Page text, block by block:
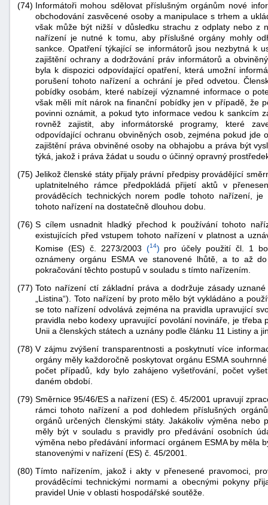
(74) Informátoři mohou sdělovat příslušným orgánům nové
obchodování zasvěcené osoby a manipulace s trhem a
však může být nižší v důsledku strachu z odplaty nebo z
nařízení je nutné k tomu, aby příslušné orgány mohly
sankce. Opatření týkající se informátorů jsou nezbytná k
zajištění ochrany a dodržování práv informátorů a
byla k dispozici odpovídající opatření, která umožní
porušení tohoto nařízení a ochrání je před odvetou.
pobídky osobám, které nabízejí významné informace o
však měli mít nárok na finanční pobídky jen v případě, že
povinni oznámit, a pokud tyto informace vedou k sankcím
rovněž zajistit, aby informátorské programy, které
odpovídající ochranu obviněných osob, zejména pokud
zajištění práva obviněné osoby na obhajobu a práva být
týká, jakož i práva žádat u soudu o účinný opravný
(75) Jelikož členské státy přijaly právní předpisy provádějící
uplatnitelného rámce předpokládá přijetí aktů v
prováděcích technických norem podle tohoto nařízení,
tohoto nařízení na dostatečně dlouhou dobu.
(76) S cílem usnadnit hladký přechod k používání tohoto
existujících před vstupem tohoto nařízení v platnost a
Komise (ES) č. 2273/2003 (14) pro účely použití čl. 1
oznámeny orgánu ESMA ve stanovené lhůtě, a to až
pokračování těchto postupů v souladu s tímto nařízením.
(77) Toto nařízení ctí základní práva a dodržuje zásady
„Listina“). Toto nařízení by proto mělo být vykládáno a
se toto nařízení odvolává zejména na pravidla upravující
pravidla nebo kodexy upravující povolání novináře, je třeba
Unii a členských státech a uznány podle článku 11 Listiny a
(78) V zájmu zvýšení transparentnosti a poskytnutí více
orgány měly každoročně poskytovat orgánu ESMA
počet případů, kdy bylo zahájeno vyšetřování, počet
daném období.
(79) Směrnice 95/46/ES a nařízení (ES) č. 45/2001 upravují
rámci tohoto nařízení a pod dohledem příslušných
orgánů určených členskými státy. Jakákoliv výměna
měly být v souladu s pravidly pro předávání osobních
výměna nebo předávání informací orgánem ESMA by měla
stanovenými v nařízení (ES) č. 45/2001.
(80) Tímto nařízením, jakož i akty v přenesené pravomoci,
prováděcími technickými normami a obecnými pokyny
pravidel Unie v oblasti hospodářské soutěže.